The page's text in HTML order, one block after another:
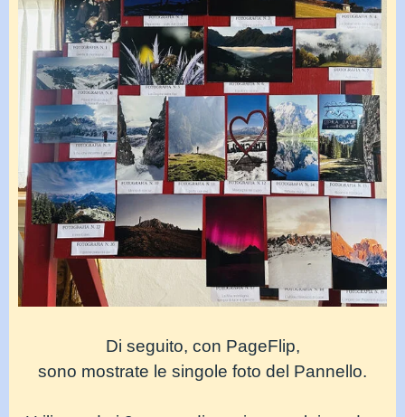
Di seguito, con PageFlip,
sono mostrate le singole foto del Pannello.